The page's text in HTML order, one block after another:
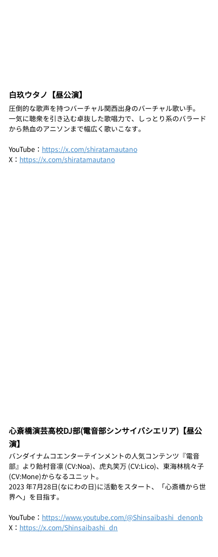
白玖ウタノ【昼公演】
圧倒的な歌声を持つバーチャル関西出身のバーチャル歌い手。
一気に聴衆を引き込む卓抜した歌唱力で、しっとり系のバラード
から熱血のアニソンまで幅広く歌いこなす。
YouTube： https://x.com/shiratamautano
X： https://x.com/shiratamautano
心斎橋演芸高校DJ部(電音部シンサイバシエリア)【昼公
演】
バンダイナムコエンターテインメントの人気コンテンツ『電音
部』より飴村音凛 (CV:Noa)、虎丸笑万 (CV:Lico)、東海林桃々子
(CV:Mone)からなるユニット。
2023 年7月28日(なにわの日)に活動をスタート、「心斎橋から世
界へ」を目指す。
YouTube： https://www.youtube.com/@Shinsaibashi_denonb
X： https://x.com/Shinsaibashi_dn